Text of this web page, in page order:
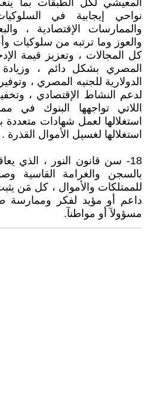
المعيشي لكل الطبقات بما
نواحي إيجابية في
والممارسات الإقتصادية ،
والعوز وما ترتبه من سلوكيات
كل المجالات ، وتعزيز قيمة
المصري بشكل دائم ،
الدولارية للجنيه المصري ،
لدعم النشاط الإقتصادي ،
اللاتي تواجهها البنوك في
استغلالها لعمل شهادات متعددة
استغلالها لغسيل الأموال القذرة .
18- سن قانون النور ، الذي
بالسجن والغرامة القاسية
للممتلكات والأموال ، كل مَن
داعم أو مؤيد لفكر وممارسة
مسؤولآ أو مواطنآ.